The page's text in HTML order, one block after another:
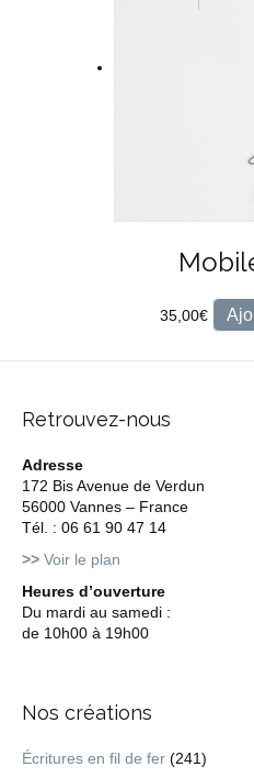
35,00€
Retrouvez-nous
Adresse
172 Bis Avenue de Verdun
56000 Vannes – France
Tél. : 06 61 90 47 14
>> Voir le plan
Heures d’ouverture
Du mardi au samedi :
de 10h00 à 19h00
Nos créations
Écritures en fil de fer (241)